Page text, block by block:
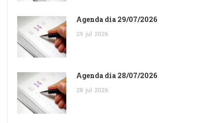
Agenda dia 29/07/2026
29 jul 2026
Agenda dia 28/07/2026
28 jul 2026